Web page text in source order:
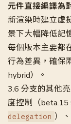
元件直接編譯為
新渲染時建立虛
景下大幅降低記
每個版本主要都
行為差異，確保
hybrid）。
3.6 分支的其他
度控制（beta.15
delegation ）